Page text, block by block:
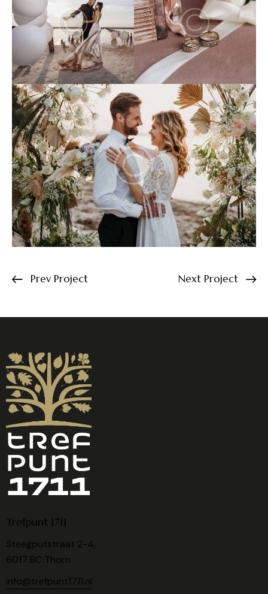
Prev Project Next Project
Trefpunt 1711
Steegputstraat 2-4,
6017 BC Thorn
info@trefpunt1711.nl